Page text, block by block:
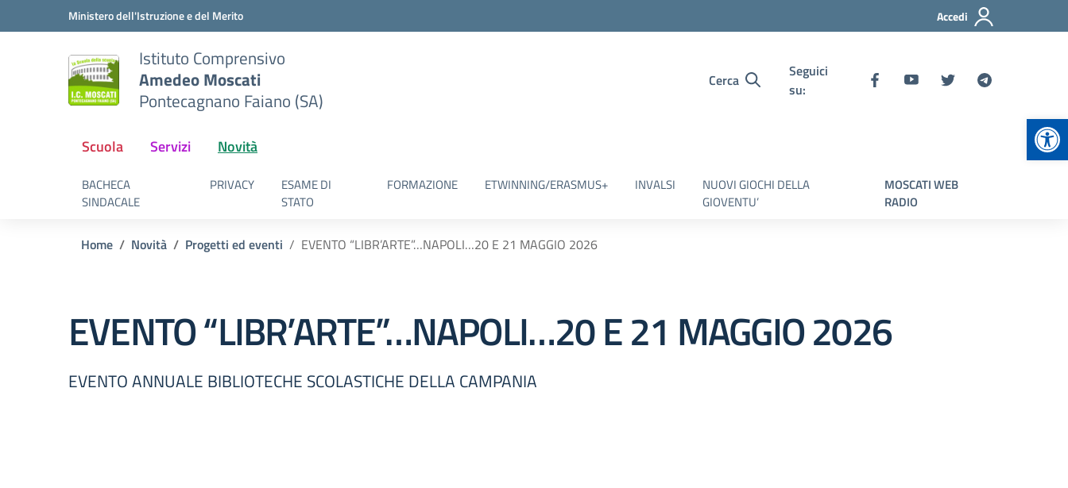
Vai ai contenuti
Vai al menu di navigazioneMinistero dell'Istruzione e del Merito Accedi
Istituto Comprensivo
Amedeo Moscati
Pontecagnano Faiano (SA)
Cerca
Seguici
su:
Scuola Servizi Novità
BACHECA
SINDACALE
PRIVACY
ESAME DI
STATO
FORMAZIONE ETWINNING/ERASMUS+ INVALSI
NUOVI GIOCHI DELLA
GIOVENTU’
MOSCATI WEB
RADIO
Home Novità Progetti ed eventi EVENTO “LIBR’ARTE”…NAPOLI…20 E 21 MAGGIO 2026
EVENTO “LIBR’ARTE”…NAPOLI…20 E 21 MAGGIO 2026
EVENTO ANNUALE BIBLIOTECHE SCOLASTICHE DELLA CAMPANIA